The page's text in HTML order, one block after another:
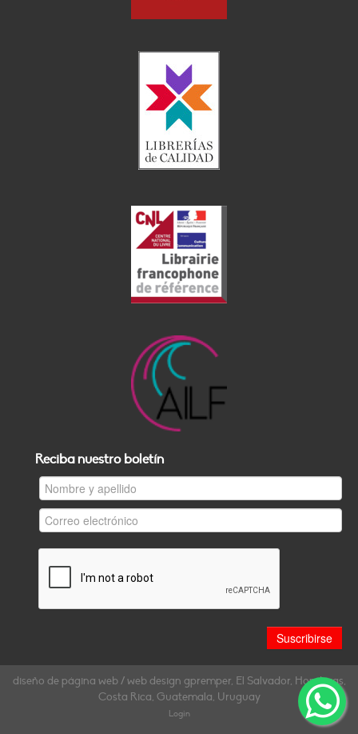
Reciba nuestro boletín
diseño de página web / web design gpremper, El Salvador, Honduras,
Costa Rica, Guatemala, Uruguay
Login